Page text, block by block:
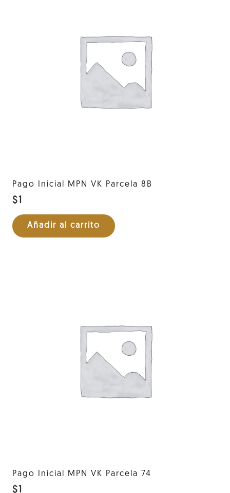
Pago Inicial MPN VK Parcela 8B
$1
Añadir al carrito
Pago Inicial MPN VK Parcela 74
$ 1